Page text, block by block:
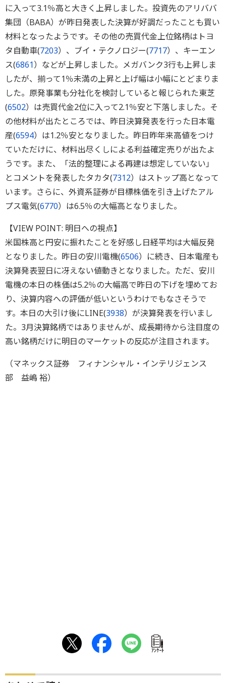
に入って3.1％高と大きく上昇しました。投資先のアリババ
集団（BABA）が昨日発表した決算が好調だったことも買い
材料となったようです。その他の売買代金上位銘柄はトヨ
タ自動車(7203）、ブイ・テクノロジー(7717）、キーエン
ス(6861）などが上昇しました。メガバンク3行も上昇しま
したが、揃って1％未満の上昇と上げ幅は小幅にとどまりま
した。原発事業も分社化を検討していると報じられた東芝
(6502）は売買代金2位に入って2.1％安と下落しました。そ
の他材料が出たところでは、昨日決算発表を行った日本電
産(6594）は1.2％安となりました。昨日昨年来高値をつけ
ていただけに、材料出尽くしによる利益確定売りが出たよ
うです。また、「法的整理による再建は想定していない」
とコメントを発表したタカタ(7312）はストップ高となって
います。さらに、外資系証券が目標株価を引き上げたアル
プス電気(6770）は6.5％の大幅高となりました。
【VIEW POINT: 明日への視点】
米国株高と円安に振れたことを好感し日経平均は大幅反発
となりました。昨日の安川電機(6506）に続き、日本電産も
決算発表翌日に冴えない値動きとなりました。ただ、安川
電機の本日の株価は5.2％の大幅高で昨日の下げを埋めてお
り、決算内容への評価が低いというわけでもなさそうで
す。本日の大引け後にLINE(3938）が決算発表を行いまし
た。3月決算銘柄ではありませんが、成長期待から注目度の
高い銘柄だけに明日のマーケットの反応が注目されます。
（マネックス証券 フィナンシャル・インテリジェンス
部 益嶋 裕）
ｱﾝｹｰﾄ